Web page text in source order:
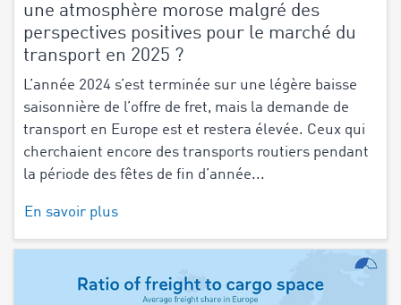
une atmosphère morose malgré des
perspectives positives pour le marché du
transport en 2025 ?
L’année 2024 s’est terminée sur une légère baisse
saisonnière de l’offre de fret, mais la demande de
transport en Europe est et restera élevée. Ceux qui
cherchaient encore des transports routiers pendant
la période des fêtes de fin d’année...
En savoir plus